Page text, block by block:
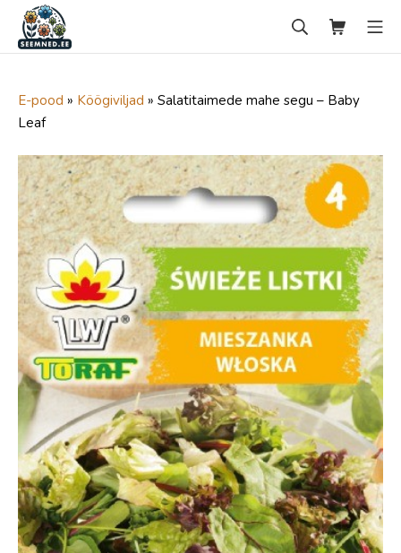
content
seemned.ee
SearchOstukorv
E-pood » Köögiviljad » Salatitaimede mahe segu – Baby
Leaf